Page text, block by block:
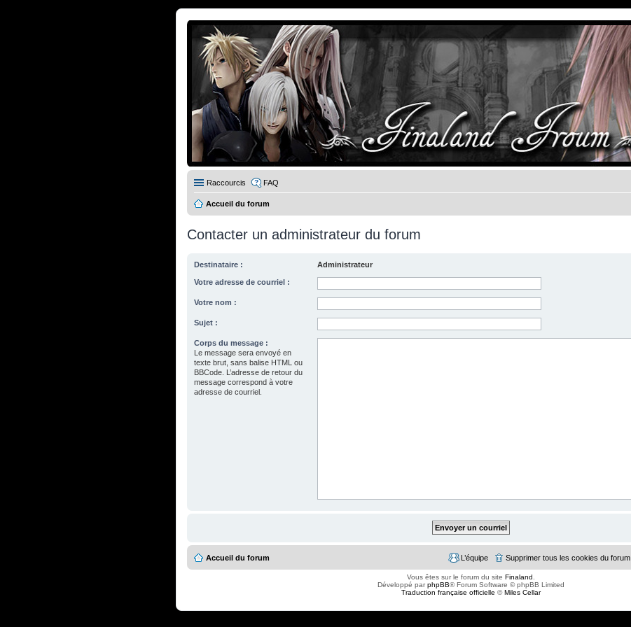
Raccourcis FAQ
Accueil du forum
Contacter un administrateur du forum
Destinataire : Administrateur
Votre adresse de courriel :
Votre nom :
Sujet :
Corps du message :
Le message sera envoyé en
texte brut, sans balise HTML ou
BBCode. L’adresse de retour du
message correspond à votre
adresse de courriel.
Accueil du forum Supprimer tous les cookies du forum
L’équipe
Vous êtes sur le forum du site Finaland
Développé parphpBB® Forum Software © phpBB Limited
Traduction française officielle ©Miles Cellar